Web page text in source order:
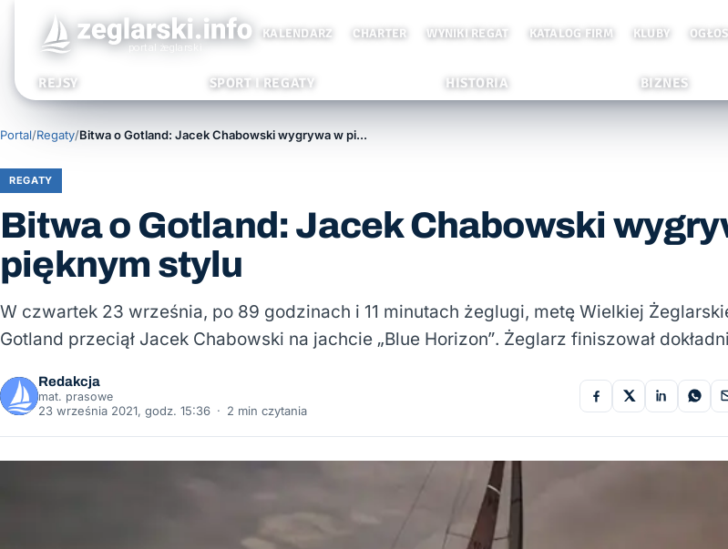
KALENDARZ CHARTER WYNIKI REGAT KATALOG FIRM KLUBY
REJSY SPORT I REGATY HISTORIA BIZNES
Portal/Regaty/ Bitwa o Gotland: Jacek Chabowski wygrywa w pięknym stylu
REGATY
Bitwa o Gotland: Jacek Chabowski
pięknym stylu
W czwartek 23 września, po 89 godzinach i 11 minutach żeglugi, metę Wielkiej
Gotland przeciął Jacek Chabowski na jachcie „Blue Horizon”. Żeglarz finiszował
Redakcja
mat. prasowe
23 września 2021, godz. 15:36 · 2 min czytania